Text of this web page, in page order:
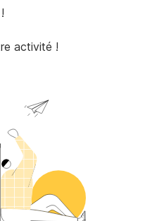
activité !